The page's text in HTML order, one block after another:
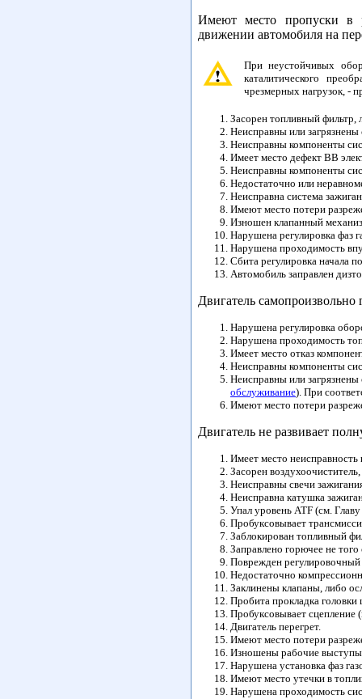
Имеют место пропуски в
движении автомобиля на
При неустойчивых
каталитического
чрезмерных нагрузок, -
Засорен топливный фильтр,
Неисправны или загрязнены
Неисправны компоненты
Имеет место дефект ВВ
Неисправны компоненты
Недостаточно или
Неисправна система
Имеют место потери
Изношен клапанный
Нарушена регулировка фаз
Нарушена проходимость
Сбита регулировка начала
Автомобиль заправлен
Двигатель самопроизвольно
Нарушена регулировка
Нарушена проходимость
Имеет место отказ
Неисправны компоненты
Неисправны или загрязнены
обслуживание). При
Имеют место потери
Двигатель не развивает
Имеет место
Засорен
Неисправны свечи
Неисправна катушка
Упал уровень ATF (см. Главу
Пробуксовывает
Заблокирован топливный
Заправлено горючее не того
Поврежден регулировочный
Недостаточно
Заклинены клапаны, либо
Пробита прокладка головки
Пробуксовывает
Двигатель перегрет.
Имеют место потери
Изношены рабочие выступы
Нарушена установка фаз
Имеют место утечки в
Нарушена проходимость